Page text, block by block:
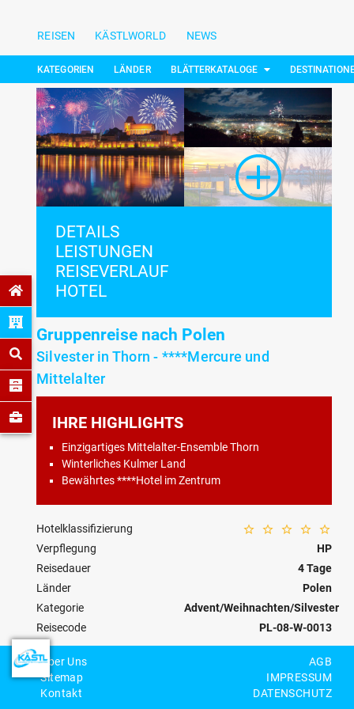
REISEN KÄSTLWORLD NEWS
KATEGORIEN LÄNDER BLÄTTERKATALOGE
DETAILS
LEISTUNGEN
REISEVERLAUF
HOTEL
Gruppenreise nach Polen
Silvester in Thorn - ****Mercure und
Mittelalter
IHRE HIGHLIGHTS
Einzigartiges Mittelalter-Ensemble Thorn
Winterliches Kulmer Land
Bewährtes ****Hotel im Zentrum
Hotelklassifizierung
Verpflegung
HP
Reisedauer
4 Tage
Länder
Polen
Kategorie
Advent/Weihnachten/Silvester
Reisecode
PL-08-W-0013
Über Uns
Sitemap
Kontakt
AGB
IMPRESSUM
DATENSCHUTZ